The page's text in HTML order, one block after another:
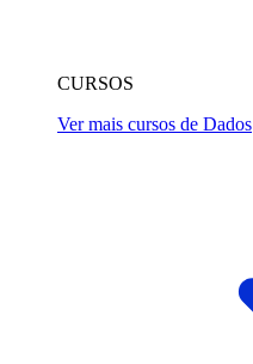
CURSOS
Ver mais cursos de Dados